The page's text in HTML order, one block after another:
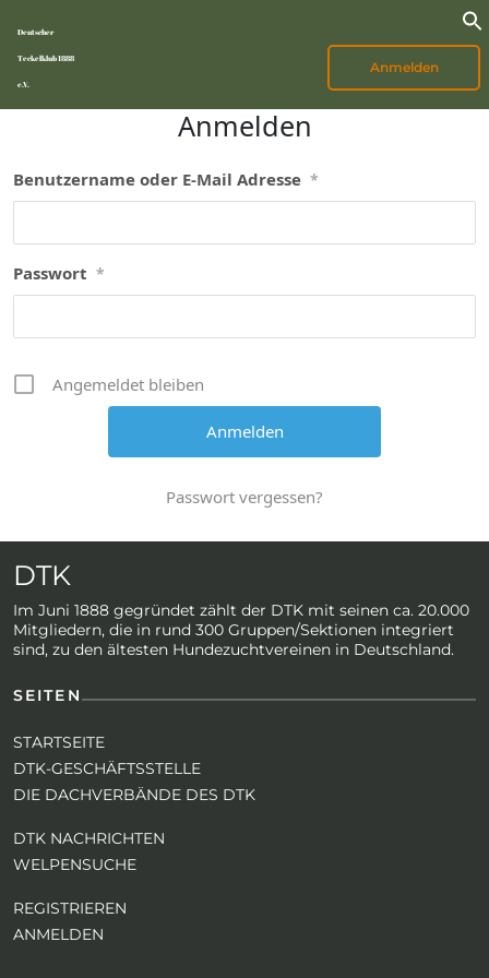
Deutscher
Teckelklub 1888
e.V.
Anmelden
Anmelden
Benutzername oder E-Mail Adresse *
Passwort *
Angemeldet bleiben
Passwort vergessen?
DTK
Im Juni 1888 gegründet zählt der DTK mit seinen ca. 20.000
Mitgliedern, die in rund 300 Gruppen/Sektionen integriert
sind, zu den ältesten Hundezuchtvereinen in Deutschland.
SEITEN
STARTSEITE
DTK-GESCHÄFTSSTELLE
DIE DACHVERBÄNDE DES DTK
DTK NACHRICHTEN
WELPENSUCHE
REGISTRIEREN
ANMELDEN